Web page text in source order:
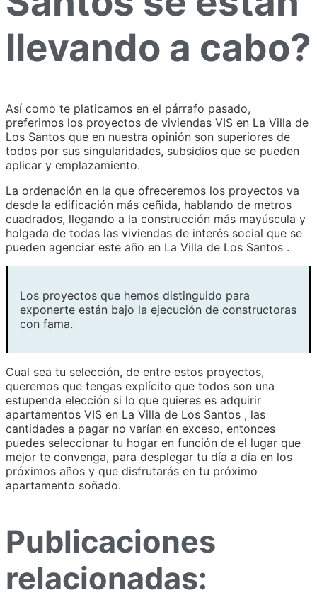
llevando a cabo?
Así como te platicamos en el párrafo pasado,
preferimos los proyectos de viviendas VIS en La Villa de
Los Santos que en nuestra opinión son superiores de
todos por sus singularidades, subsidios que se pueden
aplicar y emplazamiento.
La ordenación en la que ofreceremos los proyectos va
desde la edificación más ceñida, hablando de metros
cuadrados, llegando a la construcción más mayúscula y
holgada de todas las viviendas de interés social que se
pueden agenciar este año en La Villa de Los Santos .
Los proyectos que hemos distinguido para
exponerte están bajo la ejecución de constructoras
con fama.
Cual sea tu selección, de entre estos proyectos,
queremos que tengas explícito que todos son una
estupenda elección si lo que quieres es adquirir
apartamentos VIS en La Villa de Los Santos , las
cantidades a pagar no varían en exceso, entonces
puedes seleccionar tu hogar en función de el lugar que
mejor te convenga, para desplegar tu día a día en los
próximos años y que disfrutarás en tu próximo
apartamento soñado.
Publicaciones
relacionadas: